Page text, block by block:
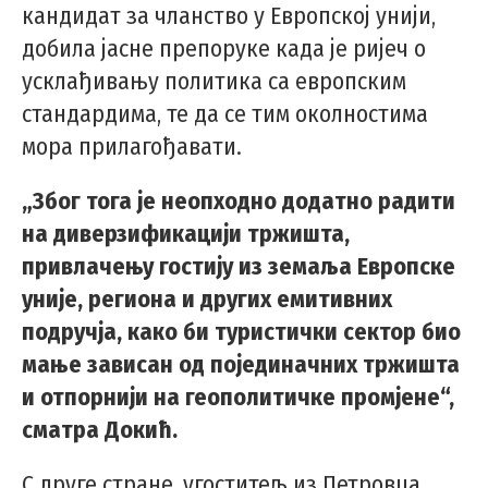
кандидат за чланство у Европској унији,
добила јасне препоруке када је ријеч о
усклађивању политика са европским
стандардима, те да се тим околностима
мора прилагођавати.
„Због тога је неопходно додатно радити
на диверзификацији тржишта,
привлачењу гостију из земаља Европске
уније, региона и других емитивних
подручја, како би туристички сектор био
мање зависан од појединачних тржишта
и отпорнији на геополитичке промјене“,
сматра Докић.